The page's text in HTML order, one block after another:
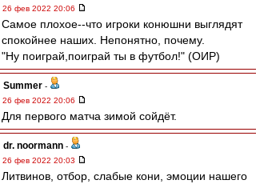
26 фев 2022 20:06
Самое плохое--что игроки конюшни выглядят
спокойнее наших. Непонятно, почему.
"Ну поиграй,поиграй ты в футбол!" (ОИР)
Summer -
26 фев 2022 20:06
Для первого матча зимой сойдёт.
dr. noormann -
26 фев 2022 20:03
Литвинов, отбор, слабые кони, эмоции нашего